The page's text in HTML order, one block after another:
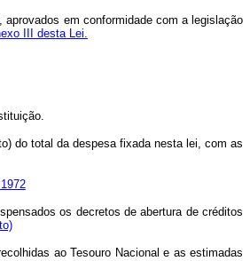
em conformidade com a legislação
III desta Lei.
do total da despesa fixada nesta lei, com as
os decretos de abertura de créditos
ao Tesouro Nacional e as estimadas